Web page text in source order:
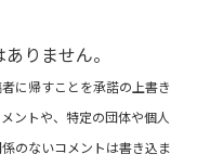
りません。
に帰すことを承諾の上書き
ントや、特定の団体や個人
のないコメントは書き込ま